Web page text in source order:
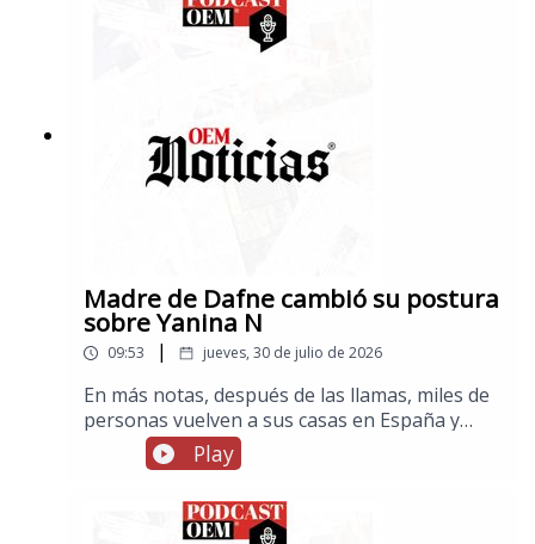
Madre de Dafne cambió su postura
sobre Yanina N
09:53 | jueves, 30 de julio de 2026
En más notas, después de las llamas, miles de
personas vuelven a sus casas en España y
Francia, en los espectáculos, cuatro mujeres
acusan a Jared Leto de conducta sexual
delictiva cuando eran adolescentes, por otra
parte, muere a los 75 años el músico Javier
Play